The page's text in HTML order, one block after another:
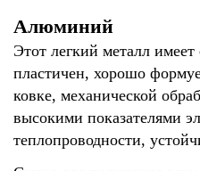
Алюминий
Этот легкий металл
пластичен, хорошо
ковке, механической
высокими показателями
теплопроводности,